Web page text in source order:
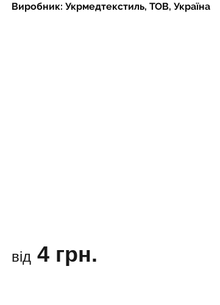
Виробник: Укрмедтекстиль, ТОВ, Україна
від 4 грн.